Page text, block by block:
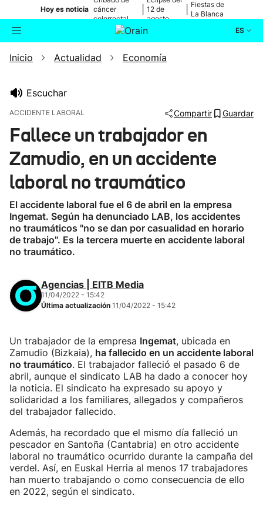
Hoy es noticia cáncer
colorrectal
12 de
agosto
Fiestas de
La Blanca
ES
Buscador Actualidad
Ikusmiran
Eguraldia
Inicio Actualidad Economía
Escuchar
ACCIDENTE LABORAL Compartir Guardar
Fallece un trabajador en
Zamudio, en un accidente
laboral no traumático
El accidente laboral fue el 6 de abril en la empresa
Ingemat. Según ha denunciado LAB, los accidentes
no traumáticos "no se dan por casualidad en horario
de trabajo". Es la tercera muerte en accidente laboral
no traumático.
Agencias | EITB Media
11/04/2022 - 15:42
Última actualización 11/04/2022 - 15:42
Un trabajador de la empresa Ingemat, ubicada en
Zamudio (Bizkaia), ha fallecido en un accidente laboral
no traumático. El trabajador falleció el pasado 6 de
abril, aunque el sindicato LAB ha dado a conocer hoy
la noticia. El sindicato ha expresado su apoyo y
solidaridad a los familiares, allegados y compañeros
del trabajador fallecido.
Además, ha recordado que el mismo día falleció un
pescador en Santoña (Cantabria) en otro accidente
laboral no traumático ocurrido durante la campaña del
verdel. Así, en Euskal Herria al menos 17 trabajadores
han muerto trabajando o como consecuencia de ello
en 2022, según el sindicato.